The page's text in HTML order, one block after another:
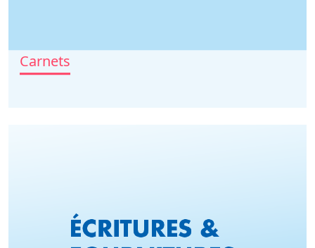
Carnets